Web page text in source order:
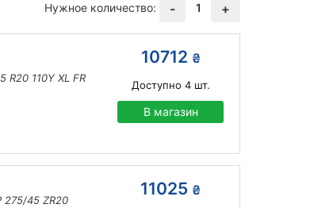
Нужное количество: - 1 +
110Y XL FR
10712 ₴
Доступно 4шт.
В магазин
45 ZR20
11025 ₴